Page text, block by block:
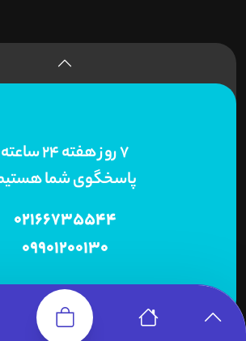
7 روز هفته 24 ساعته
پاسخگوی شما
02166735544
09901200130